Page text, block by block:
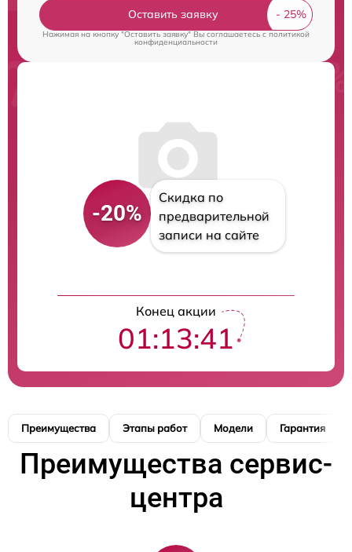
Оставить заявку
Нажимая на кнопку "Оставить заявку" Вы соглашаетесь cполитикой
конфиденциальности
-20%
Скидка по
предварительной
записи на сайте
Конец акции
01:13:40
Преимущества Этапы работ Модели Гарантия
Преимущества сервис-
центра